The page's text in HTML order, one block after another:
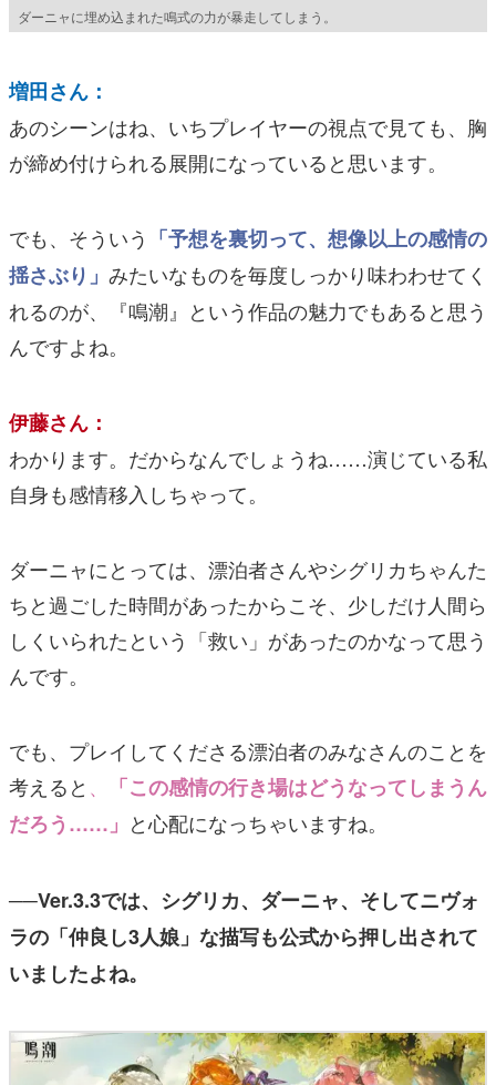
ダーニャに埋め込まれた鳴式の力が暴走してしまう。
増田さん：
あのシーンはね、いちプレイヤーの視点で見ても、胸
が締め付けられる展開になっていると思います。
でも、そういう 「予想を裏切って、想像以上の感情の
揺さぶり」 みたいなものを毎度しっかり味わわせてく
れるのが、『鳴潮』という作品の魅力でもあると思う
んですよね。
伊藤さん：
わかります。だからなんでしょうね……演じている私
自身も感情移入しちゃって。
ダーニャにとっては、漂泊者さんやシグリカちゃんた
ちと過ごした時間があったからこそ、少しだけ人間ら
しくいられたという「救い」があったのかなって思う
んです。
でも、プレイしてくださる漂泊者のみなさんのことを
考えると 、
「この感情の行き場はどうなってしまうん
だろう……」 と心配になっちゃいますね。
──Ver.3.3では、シグリカ、ダーニャ、そしてニヴォ
ラの「仲良し3人娘」な描写も公式から押し出されて
いましたよね。